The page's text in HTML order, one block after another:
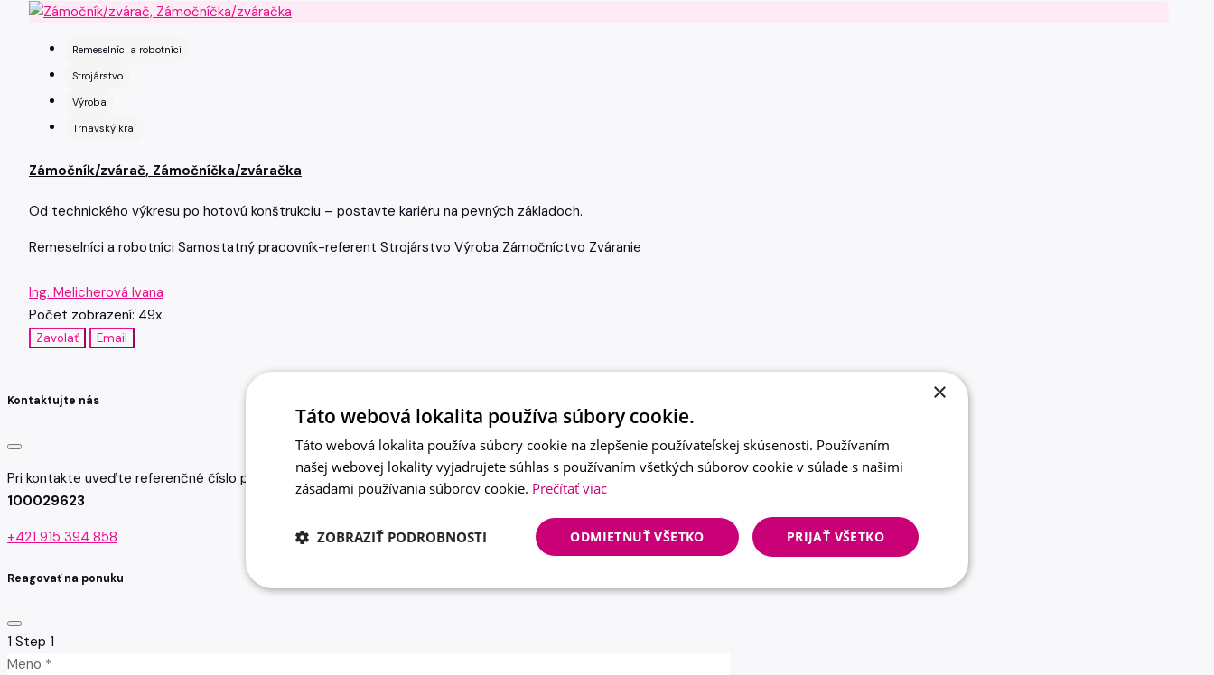
Remeselníci a robotníci
Strojárstvo
Výroba
Trnavský kraj
Zámočník/zvárač, Zámočníčka/zváračka
Od technického výkresu po hotovú konštrukciu – postavte kariéru na pevných základoch.
Remeselníci a robotníci Samostatný pracovník-referent Strojárstvo Výroba Zámočníctvo Zváranie
Ing. Melicherová Ivana
Počet zobrazení: 49x
Zavolať Email
Kontaktujte nás
Pri kontakte uveďte referenčné číslo pozície, na ktorú reagujete
100029623
+421 915 394 858
Reagovať na ponuku
1 Step 1
Meno *
×
Táto webová lokalita používa súbory cookie.
Táto webová lokalita používa súbory cookie na zlepšenie používateľskej skúsenosti. Používaním
našej webovej lokality vyjadrujete súhlas s používaním všetkých súborov cookie v súlade s našimi
zásadami používania súborov cookie. Prečítať viac
PRIJAŤ VŠETKO
ODMIETNUŤ VŠETKO
ZOBRAZIŤ PODROBNOSTI